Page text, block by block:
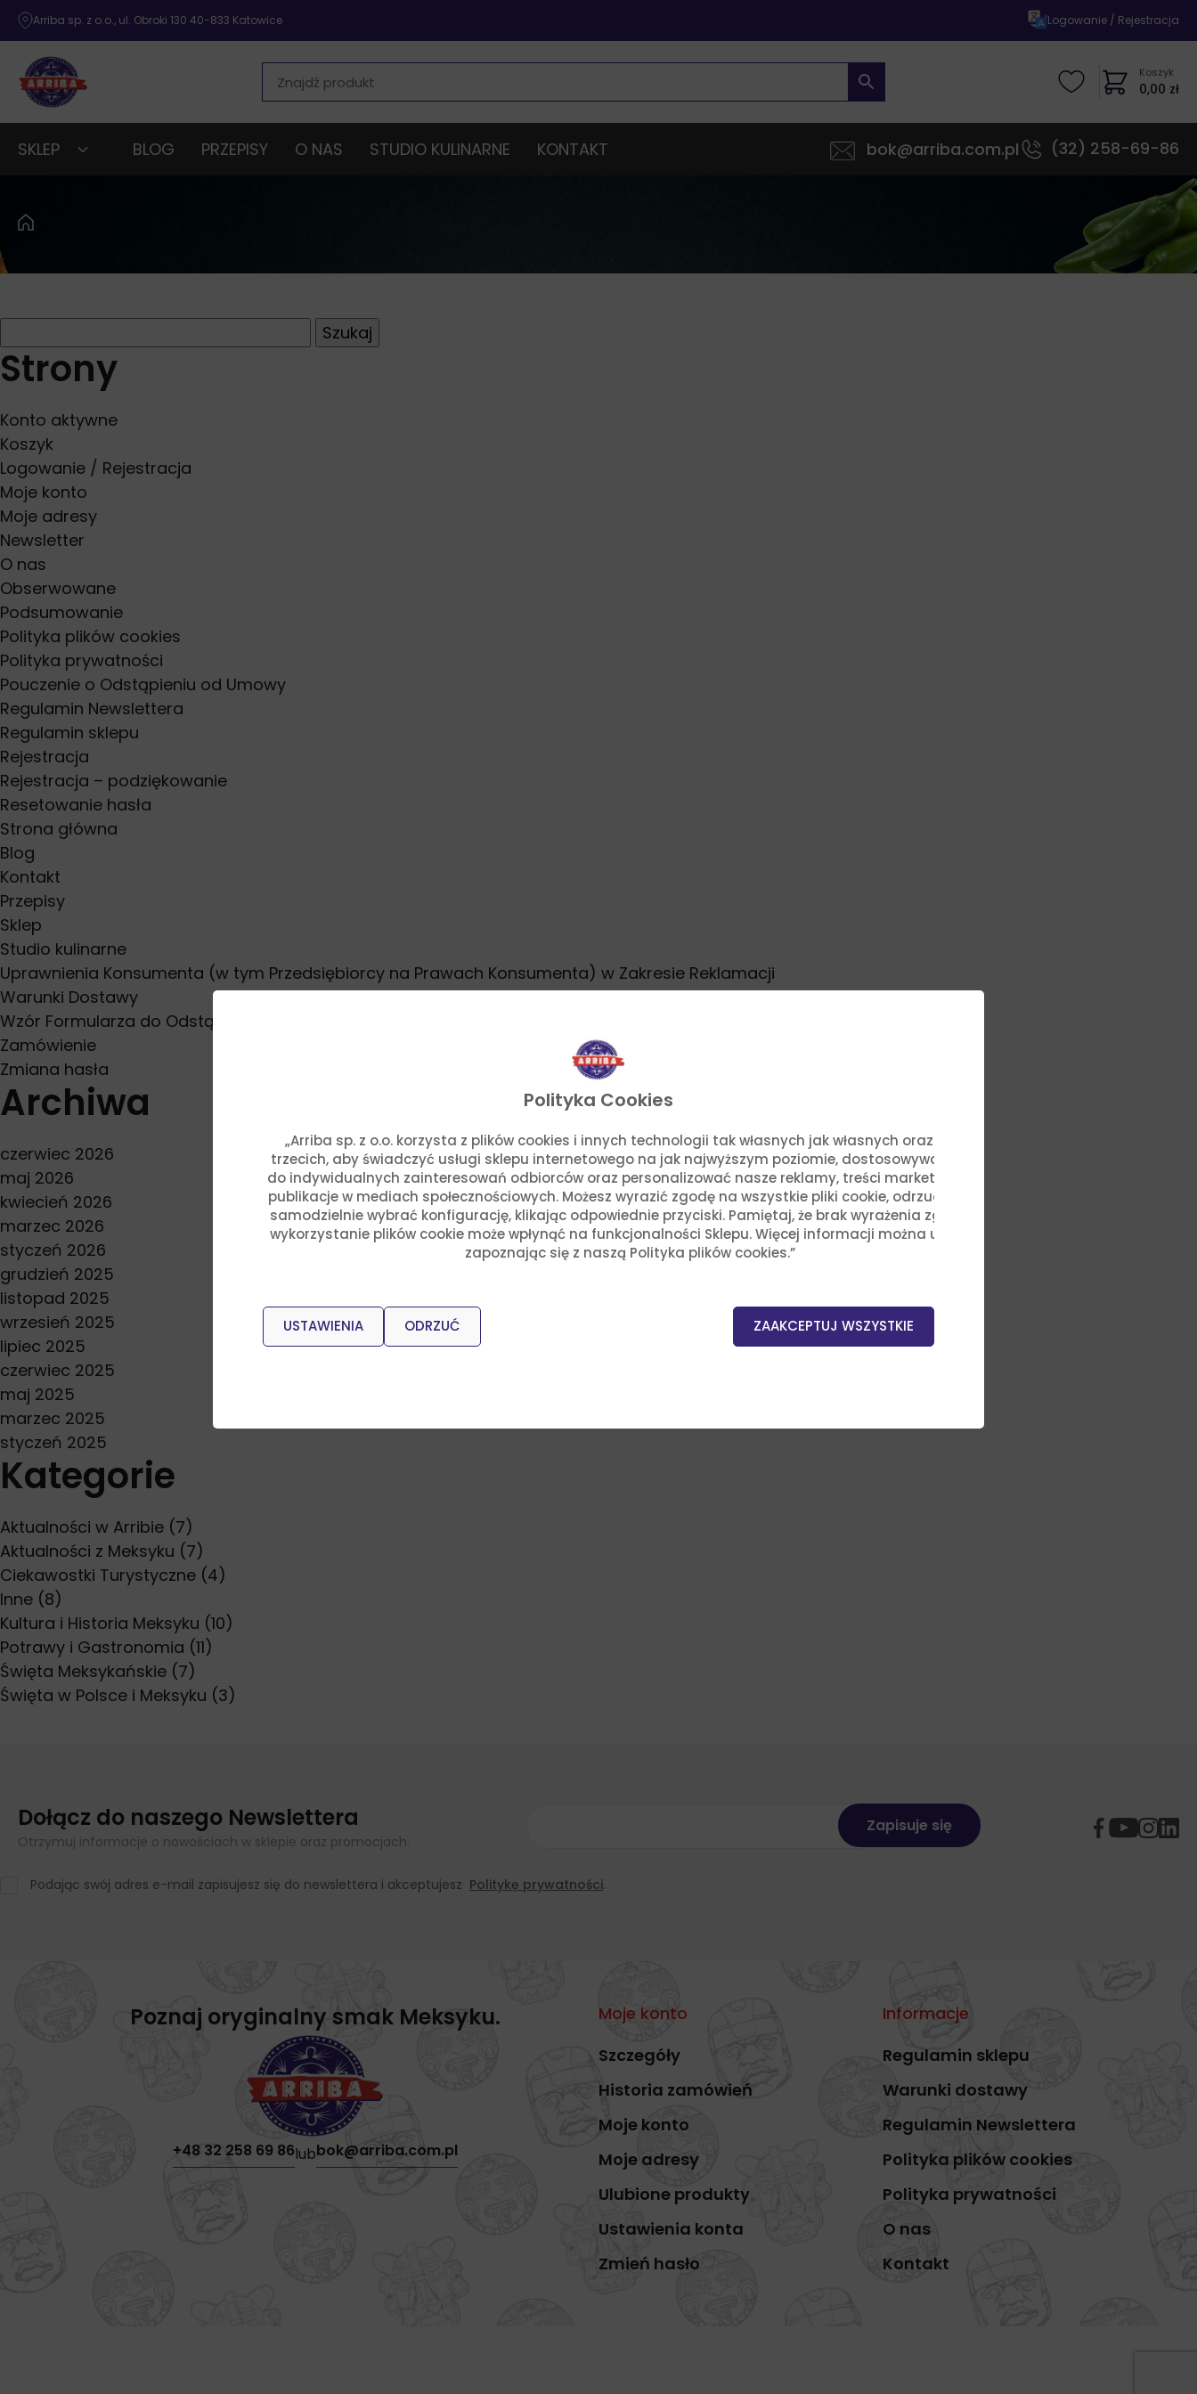
Polityka Cookies
„Arriba sp. z o.o. korzysta z plików cookies i innych technologii tak własnych jak własnych oraz stron
trzecich, aby świadczyć usługi sklepu internetowego na jak najwyższym poziomie, dostosowywać treści
do indywidualnych zainteresowań odbiorców oraz personalizować nasze reklamy, treści marketingowe i
publikacje w mediach społecznościowych. Możesz wyrazić zgodę na wszystkie pliki cookie, odrzucić je lub
samodzielnie wybrać konfigurację, klikając odpowiednie przyciski. Pamiętaj, że brak wyrażenia zgody na
wykorzystanie plików cookie może wpłynąć na funkcjonalności Sklepu. Więcej informacji można uzyskać,
zapoznając się z naszą Polityka plików cookies.”
ZAAKCEPTUJ WSZYSTKIE
ODRZUĆ
USTAWIENIA
Arriba sp. z o.o., ul. Obroki 130 40-833 Katowice |Logowanie / Rejestracja
Koszyk
0,00 zł
SKLEP BLOG PRZEPISY O NAS STUDIO KULINARNE KONTAKT bok@arriba.com.pl (32) 258-69-86
Strony
Konto aktywne
Koszyk
Logowanie / Rejestracja
Moje konto
Moje adresy
Newsletter
O nas
Obserwowane
Podsumowanie
Polityka plików cookies
Polityka prywatności
Pouczenie o Odstąpieniu od Umowy
Regulamin Newslettera
Regulamin sklepu
Rejestracja
Rejestracja – podziękowanie
Resetowanie hasła
Strona główna
Blog
Kontakt
Przepisy
Sklep
Studio kulinarne
Uprawnienia Konsumenta (w tym Przedsiębiorcy na Prawach Konsumenta) w Zakresie Reklamacji
Warunki Dostawy
Wzór Formularza do Odstąpienia od Umowy
Zamówienie
Zmiana hasła
Archiwa
czerwiec 2026
maj 2026
kwiecień 2026
marzec 2026
styczeń 2026
grudzień 2025
listopad 2025
wrzesień 2025
lipiec 2025
czerwiec 2025
maj 2025
marzec 2025
styczeń 2025
Kategorie
Aktualności w Arribie (7)
Aktualności z Meksyku (7)
Ciekawostki Turystyczne (4)
Inne (8)
Kultura i Historia Meksyku (10)
Potrawy i Gastronomia (11)
Święta Meksykańskie (7)
Święta w Polsce i Meksyku (3)
Dołącz do naszego Newslettera
Otrzymuj informacje o nowościach w sklepie oraz promocjach.
Podając swój adres e-mail zapisujesz się do newslettera i akceptujesz Politykę prywatności.
Poznaj oryginalny smak Meksyku.
+48 32 258 69 86lubbok@arriba.com.pl
Moje konto
Szczegóły
Historia zamówień
Moje konto
Moje adresy
Ulubione produkty
Ustawienia konta
Zmień hasło
Informacje
Regulamin sklepu
Warunki dostawy
Regulamin Newslettera
Polityka plików cookies
Polityka prywatności
O nas
Kontakt